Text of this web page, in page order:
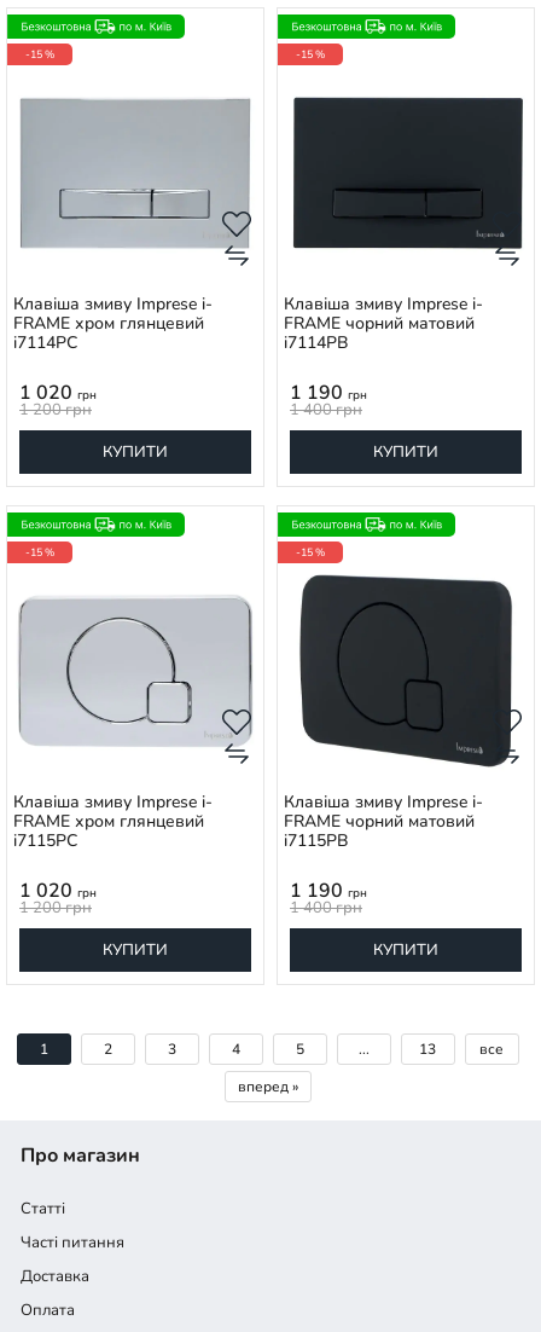
-15 %
Клавіша змиву Imprese i-
FRAME хром глянцевий
i7114PC
1 020 грн
1 200грн
КУПИТИ
-15 %
Клавіша змиву Imprese i-
FRAME чорний матовий
i7114PB
1 190 грн
1 400грн
КУПИТИ
-15 %
Клавіша змиву Imprese i-
FRAME хром глянцевий
i7115PC
1 020 грн
1 200грн
КУПИТИ
-15 %
Клавіша змиву Imprese i-
FRAME чорний матовий
i7115PB
1 190 грн
1 400грн
КУПИТИ
1 2 3 4 5 ... 13
все
вперед »
Про магазин
Статті
Часті питання
Доставка
Оплата